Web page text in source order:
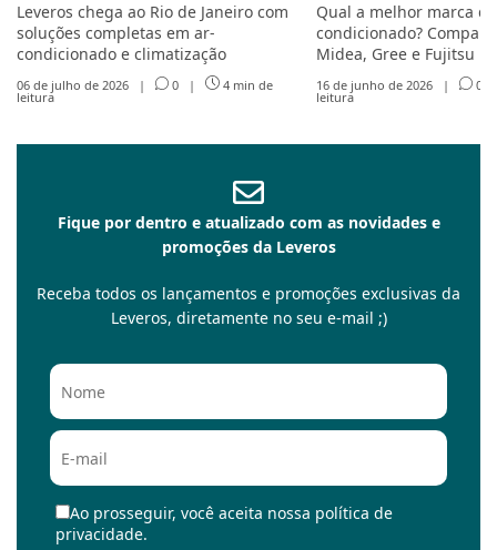
Leveros chega ao Rio de Janeiro com
soluções completas em ar-
condicionado e climatização
06 de julho de 2026 | 0 | 4 min de
leitura
Qual a melhor marca
condicionado?
Midea, Gree e Fujitsu
16 de junho de 2026 | 0
leitura
Fique por dentro e atualizado com as novidades e
promoções da Leveros
Receba todos os lançamentos e promoções exclusivas da
Leveros, diretamente no seu e-mail ;)
Ao prosseguir, você aceita nossa política de
privacidade.